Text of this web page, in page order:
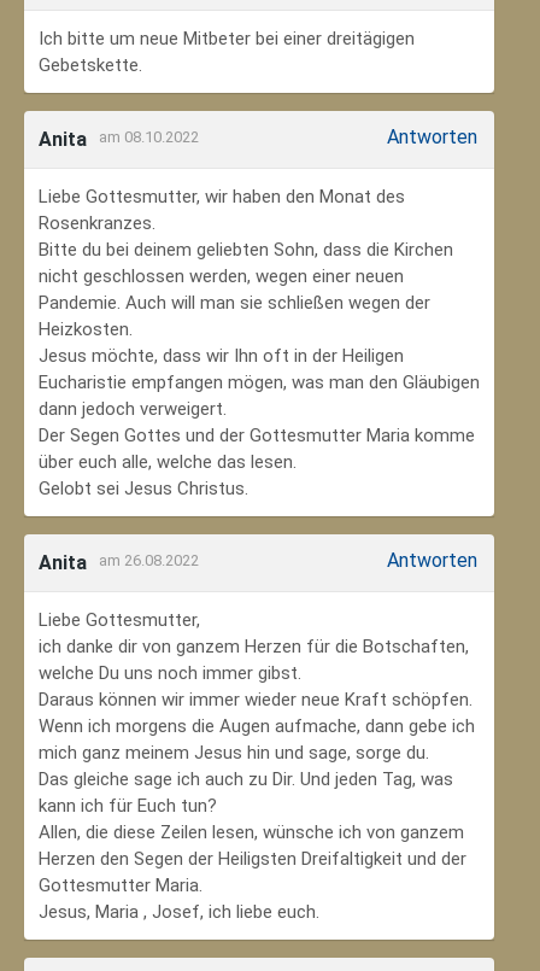
Ich bitte um neue Mitbeter bei einer dreitägigen
Gebetskette.
Anita am 08.10.2022 Antworten
Liebe Gottesmutter, wir haben den Monat des
Rosenkranzes.
Bitte du bei deinem geliebten Sohn, dass die Kirchen
nicht geschlossen werden, wegen einer neuen
Pandemie. Auch will man sie schließen wegen der
Heizkosten.
Jesus möchte, dass wir Ihn oft in der Heiligen
Eucharistie empfangen mögen, was man den Gläubigen
dann jedoch verweigert.
Der Segen Gottes und der Gottesmutter Maria komme
über euch alle, welche das lesen.
Gelobt sei Jesus Christus.
Anita am 26.08.2022 Antworten
Liebe Gottesmutter,
ich danke dir von ganzem Herzen für die Botschaften,
welche Du uns noch immer gibst.
Daraus können wir immer wieder neue Kraft schöpfen.
Wenn ich morgens die Augen aufmache, dann gebe ich
mich ganz meinem Jesus hin und sage, sorge du.
Das gleiche sage ich auch zu Dir. Und jeden Tag, was
kann ich für Euch tun?
Allen, die diese Zeilen lesen, wünsche ich von ganzem
Herzen den Segen der Heiligsten Dreifaltigkeit und der
Gottesmutter Maria.
Jesus, Maria , Josef, ich liebe euch.